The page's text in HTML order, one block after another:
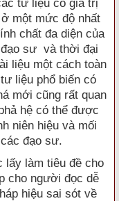
tư liệu có giá trị
một mức độ nhất
chất đa diện của
sư và thời đại
liệu một cách toàn
liệu phổ biến có
mới cũng rất quan
hệ có thể được
niên hiệu và mối
đạo sư.
làm tiêu đề cho
cho người đọc dễ
hiệu sai sót về